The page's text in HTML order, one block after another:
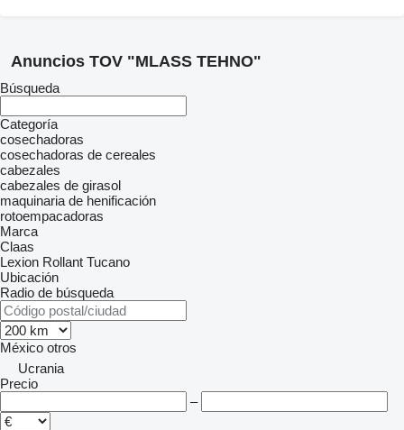
Anuncios TOV "MLASS TEHNO"
Búsqueda
Categoría
cosechadoras
cosechadoras de cereales
cabezales
cabezales de girasol
maquinaria de henificación
rotoempacadoras
Marca
Claas
Lexion Rollant Tucano
Ubicación
Radio de búsqueda
México otros
Ucrania
Precio
–